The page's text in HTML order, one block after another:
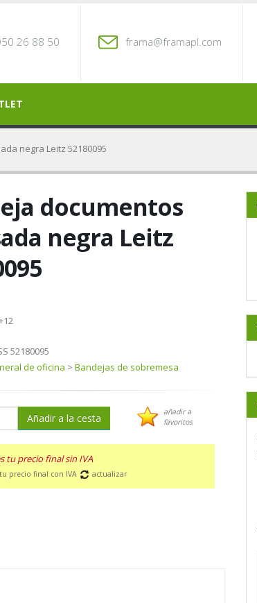
26 88 50 frama@framapl.com
negra Leitz 52180095
documentos
negra Leitz
52180095
de oficina > Bandejas de sobremesa
Añadir a la cesta
añadir a
favoritos
tu precio final sin IVA
precio final con IVA actualizar